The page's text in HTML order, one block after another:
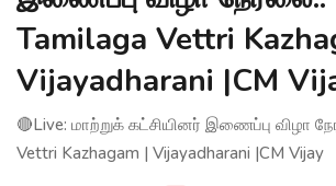
Tamilaga Vettri
Vijayadharani |CM
🔴Live: மாற்றுக் கட்சியினர் இணைப்பு விழா
Vettri Kazhagam | Vijayadharani |CM Vijay